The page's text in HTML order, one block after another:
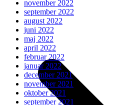
november 2022
september 2022
august 2022
juni 2022
maj 2022
april 2022
februar 2022
januar 2022
december 2021
november 2021
oktober 2021
september 2021